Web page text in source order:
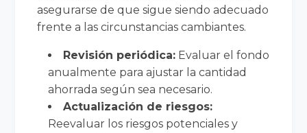
asegurarse de que sigue siendo adecuado
frente a las circunstancias cambiantes.
Revisión periódica: Evaluar el fondo
anualmente para ajustar la cantidad
ahorrada según sea necesario.
Actualización de riesgos:
Reevaluar los riesgos potenciales y